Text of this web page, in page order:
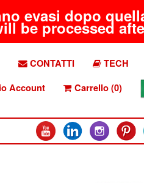
evasi dopo
be processed
CONTATTI
TECH
Account
Carrello (0)